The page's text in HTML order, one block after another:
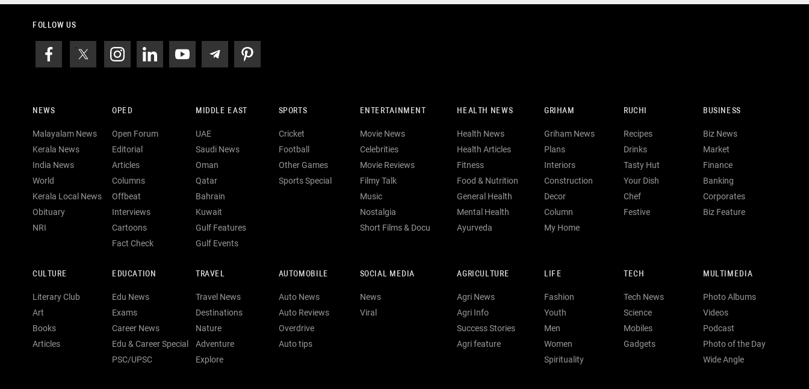
FOLLOW US
NEWS
Malayalam News
Kerala News
India News
World
Kerala Local News
Obituary
NRI
OPED
Open Forum
Editorial
Articles
Columns
Offbeat
Interviews
Cartoons
Fact Check
MIDDLE EAST
UAE
Saudi News
Oman
Qatar
Bahrain
Kuwait
Gulf Features
Gulf Events
SPORTS
Cricket
Football
Other Games
Sports Special
ENTERTAINMENT
Movie News
Celebrities
Movie Reviews
Filmy Talk
Music
Nostalgia
Short Films & Docu
HEALTH NEWS
Health News
Health Articles
Fitness
Food & Nutrition
General Health
Mental Health
Ayurveda
GRIHAM
Griham News
Plans
Interiors
Construction
Decor
Column
My Home
RUCHI
Recipes
Drinks
Tasty Hut
Your Dish
Chef
Festive
BUSINESS
Biz News
Market
Finance
Banking
Corporates
Biz Feature
CULTURE
Literary Club
Art
Books
Articles
EDUCATION
Edu News
Exams
Career News
Edu & Career Special
PSC/UPSC
TRAVEL
Travel News
Destinations
Nature
Adventure
Explore
AUTOMOBILE
Auto News
Auto Reviews
Overdrive
Auto tips
SOCIAL MEDIA
News
Viral
AGRICULTURE
Agri News
Agri Info
Success Stories
Agri feature
LIFE
Fashion
Youth
Men
Women
Spirituality
TECH
Tech News
Science
Mobiles
Gadgets
MULTIMEDIA
Photo Albums
Videos
Podcast
Photo of the Day
Wide Angle